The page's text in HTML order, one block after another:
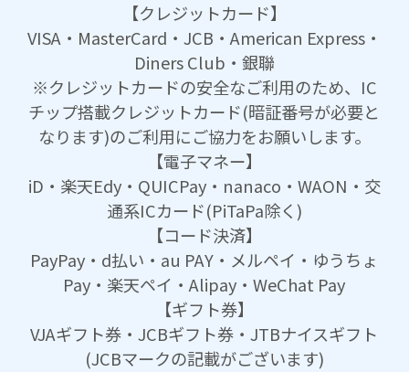
【クレジットカード】
VISA・MasterCard・JCB・American Express・
Diners Club・銀聯
※クレジットカードの安全なご利用のため、IC
チップ搭載クレジットカード(暗証番号が必要と
なります)のご利用にご協力をお願いします。
【電子マネー】
iD・楽天Edy・QUICPay・nanaco・WAON・交
通系ICカード(PiTaPa除く)
【コード決済】
PayPay・d払い・au PAY・メルペイ・ゆうちょ
Pay・楽天ペイ・Alipay・WeChat Pay
【ギフト券】
VJAギフト券・JCBギフト券・JTBナイスギフト
(JCBマークの記載がございます)